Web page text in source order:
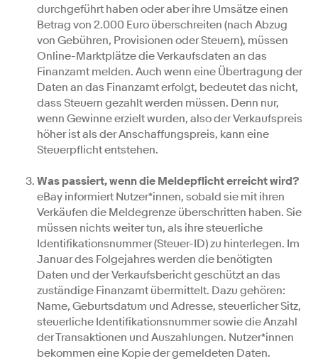
durchgeführt haben oder aber ihre Umsätze einen
Betrag von 2.000 Euro überschreiten (nach Abzug
von Gebühren, Provisionen oder Steuern), müssen
Online-Marktplätze die Verkaufsdaten an das
Finanzamt melden. Auch wenn eine Übertragung der
Daten an das Finanzamt erfolgt, bedeutet das nicht,
dass Steuern gezahlt werden müssen. Denn nur,
wenn Gewinne erzielt wurden, also der Verkaufspreis
höher ist als der Anschaffungspreis, kann eine
Steuerpflicht entstehen.
Was passiert, wenn die Meldepflicht erreicht wird?
eBay informiert Nutzer*innen, sobald sie mit ihren
Verkäufen die Meldegrenze überschritten haben. Sie
müssen nichts weiter tun, als ihre steuerliche
Identifikationsnummer (Steuer-ID) zu hinterlegen. Im
Januar des Folgejahres werden die benötigten
Daten und der Verkaufsbericht geschützt an das
zuständige Finanzamt übermittelt. Dazu gehören:
Name, Geburtsdatum und Adresse, steuerlicher Sitz,
steuerliche Identifikationsnummer sowie die Anzahl
der Transaktionen und Auszahlungen. Nutzer*innen
bekommen eine Kopie der gemeldeten Daten.